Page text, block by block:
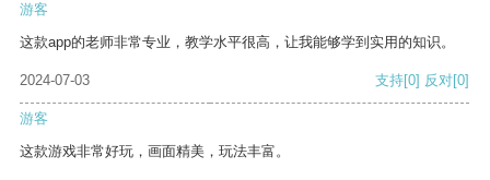
游客
这款app的老师非常专业，教学水平很高，让我能够学到实用的知识。
2024-07-03 支持[0] 反对[0]
游客
这款游戏非常好玩，画面精美，玩法丰富。